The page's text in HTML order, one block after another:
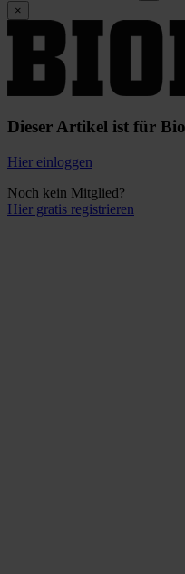
×
Dieser Artikel ist für
Hier einloggen
Noch kein Mitglied?
Hier gratis registrieren